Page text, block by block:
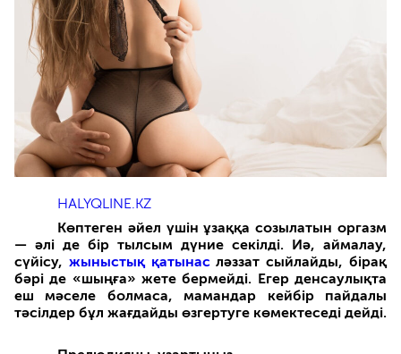
HALYQLINE.KZ
Көптеген әйел үшін ұзаққа созылатын оргазм
— әлі де бір тылсым дүние секілді. Иә, аймалау,
сүйісу, жыныстық қатынасләззат сыйлайды, бірақ
бәрі де «шыңға» жете бермейді. Егер денсаулықта
еш мәселе болмаса, мамандар кейбір пайдалы
тәсілдер бұл жағдайды өзгертуге көмектеседі дейді.